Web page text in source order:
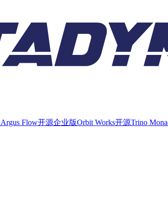
Argus Flow开源企业版Orbit Works开源Trino